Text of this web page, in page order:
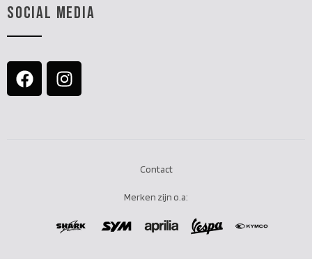
SOCIAL MEDIA
Merken zijn o.a:
Contact